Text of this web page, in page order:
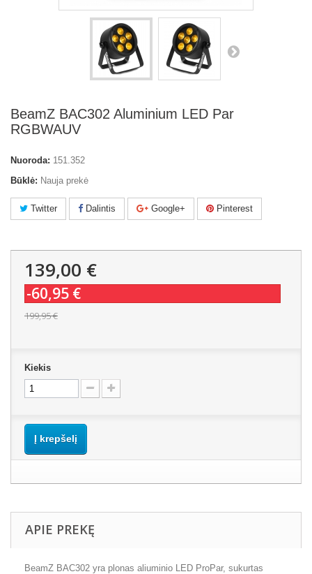
BeamZ BAC302 Aluminium LED Par
RGBWAUV
Nuoroda: 151.352
Būklė: Nauja prekė
Twitter Dalintis Google+ Pinterest
139,00 €
-60,95 €
199,95 €
Kiekis
Į krepšelį
APIE PREKĘ
BeamZ BAC302 yra plonas aliuminio LED ProPar, sukurtas